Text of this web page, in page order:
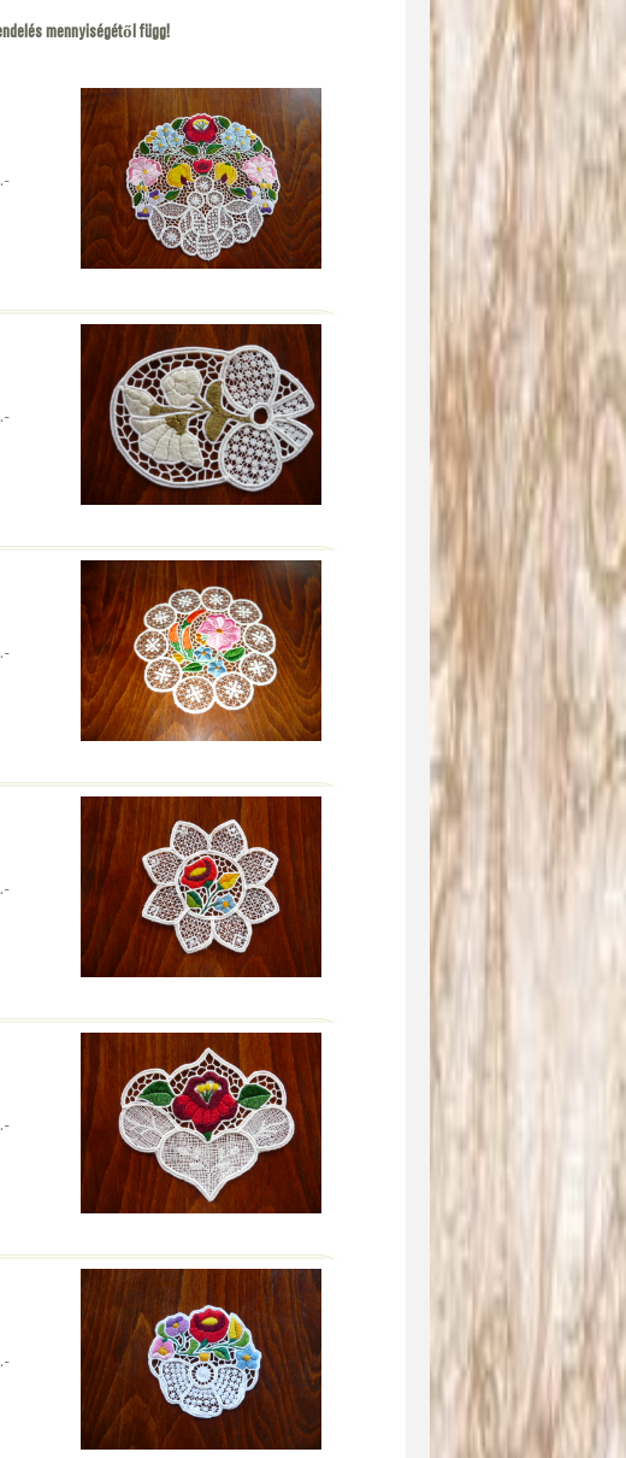
mennyiségétől függ!